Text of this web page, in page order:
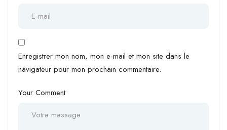
Enregistrer mon nom, mon e-mail et mon site dans le
navigateur pour mon prochain commentaire.
Your Comment